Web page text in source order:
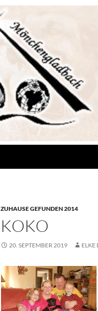
ZUHAUSE GEFUNDEN 2014
KOKO
20. SEPTEMBER 2019 ELKE